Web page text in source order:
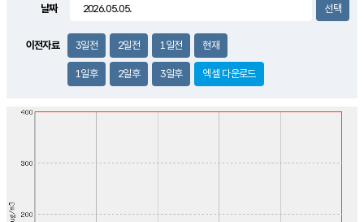
날짜
이전자료 3일전 2일전 1일전 현재
1일후 2일후 3일후 엑셀 다운로드